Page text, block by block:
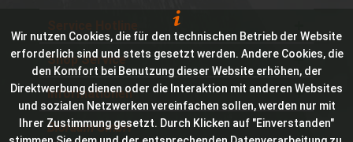
Shop Service
Informationen
Bioraum GmbH
Wir nutzen Cookies, die für den technischen Betrieb der Website
erforderlich sind und stets gesetzt werden. Andere Cookies, die
den Komfort bei Benutzung dieser Website erhöhen, der
Direktwerbung dienen oder die Interaktion mit anderen Websites
und sozialen Netzwerken vereinfachen sollen, werden nur mit
Ihrer Zustimmung gesetzt. Durch Klicken auf "Einverstanden"